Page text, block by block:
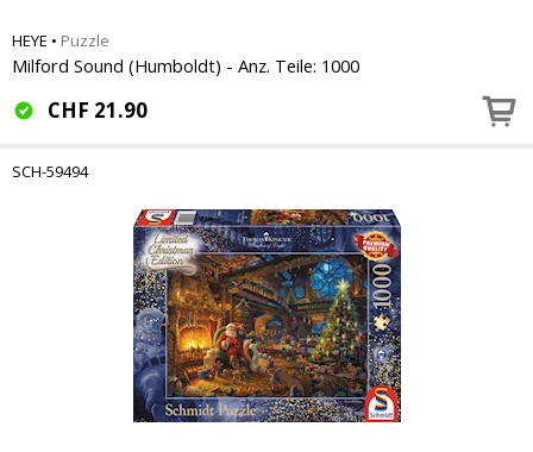
HEYE • Puzzle
Milford Sound (Humboldt) - Anz. Teile: 1000
CHF 21.90
SCH-59494